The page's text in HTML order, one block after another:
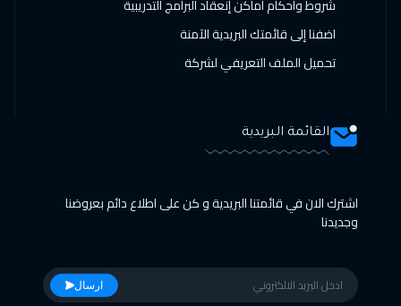
شروط وأحكام اماكن إنعقاد البرامج التدريبية
اضفنا إلى قائمتك البريدية الآمنة
تحميل الملف التعريفي لشركة
القائمة البريدية
اشترك الان في قائمتنا البريدية و كن على اطلاع دائم بعروضنا
وجديدنا
ارسال